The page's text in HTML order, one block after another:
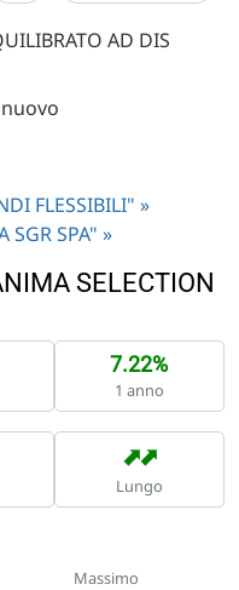
FLESSIBILI" »
SPA" »
SELECTION
7.22%
1 anno
➡
➡
Lungo
Massimo